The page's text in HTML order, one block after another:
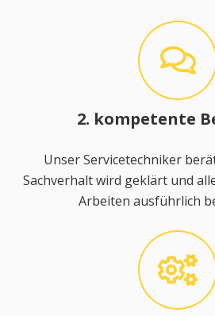
2. kompetente
Unser Servicetechniker
Sachverhalt wird geklärt und
Arbeiten ausführlich